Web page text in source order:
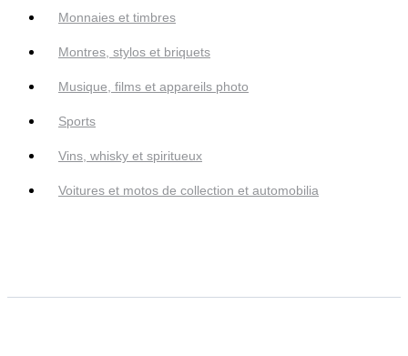
Monnaies et timbres
Montres, stylos et briquets
Musique, films et appareils photo
Sports
Vins, whisky et spiritueux
Voitures et motos de collection et automobilia